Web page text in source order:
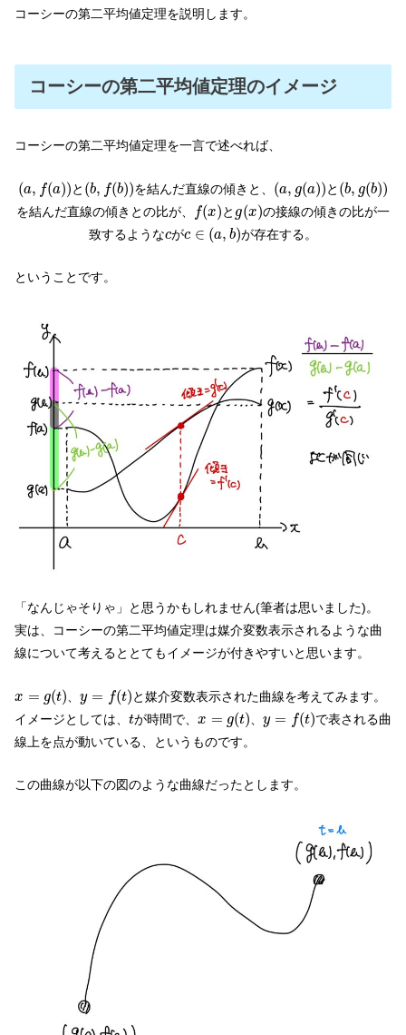
コーシーの第二平均値定理を説明します。
コーシーの第二平均値定理のイメージ
コーシーの第二平均値定理を一言で述べれば、
(a, f(a))
( (a ) と (b, f(b))
(b (b )) を結んだ直線の傾きと、 (a, g(a))
(a (a )) と (b, g(b))
(b (b))
を結んだ直線の傾きとの比が、 f(x)
f(x ) と g(x)
( )の接線の傾きの比が一
致するようなc
cがc ∈ (a, b)
c a b) が存在する。
ということです。
「なんじゃそりゃ」と思うかもしれません(筆者は思いました)。
実は、コーシーの第二平均値定理は媒介変数表示されるような曲
線について考えるととてもイメージが付きやすいと思います。
x = g(t)
) 、y = f(t)
)
と媒介変数表示された曲線を考えてみます。
イメージとしては、 t
tが時間で、 x = g(t)
) 、y = f(t)
)
で表される曲
線上を点が動いている、というものです。
この曲線が以下の図のような曲線だったとします。